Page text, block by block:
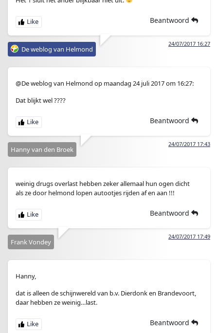
Beantwoord
24/07/2017 16:27
De weblog van Helmond
@De weblog van Helmond op maandag 24 juli 2017 om 16:27:
Dat blijkt wel ????
Beantwoord
24/07/2017 17:43
Hanny van den Broek
weinig drugs overlast hebben zeker allemaal hun ogen dicht
als ze door helmond lopen autootjes rijden af en aan !!!
Beantwoord
24/07/2017 17:49
Frank Vondey
Hanny,
dat is alleen de schijnwereld van b.v. Dierdonk en Brandevoort,
daar hebben ze weinig…last.
Beantwoord